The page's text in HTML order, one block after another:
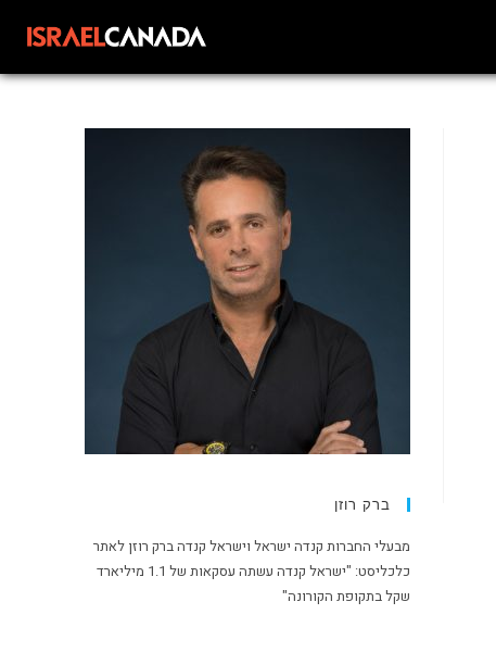
ברק רוזן
מבעלי החברות קנדה ישראל וישראל קנדה ברק רוזן לאתר
כלכליסט: "ישראל קנדה עשתה עסקאות של 1.1 מיליארד
שקל בתקופת הקורונה"